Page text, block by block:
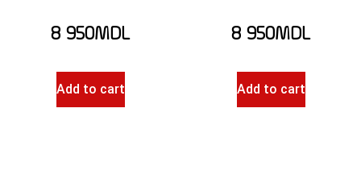
8 950MDL
Add to cart
8 950MDL
Add to cart